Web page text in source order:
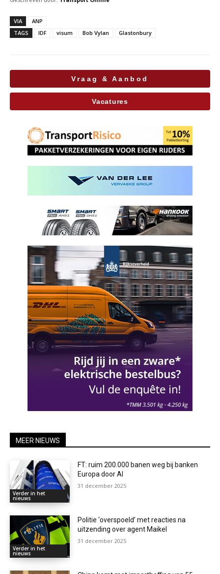
VIA
ANP
TAGS
IDF visum Bob Vylan Glastonbury
Vraag & Aanbod
Vacatures
MEER NIEUWS
Verder in het
nieuws
FT: ruim 200.000 banen weg bij banken
Europa door AI
31 december 2025
Verder in het
nieuws
Politie ‘overspoeld’ met reacties na
uitzending over agent Maikel
31 december 2025